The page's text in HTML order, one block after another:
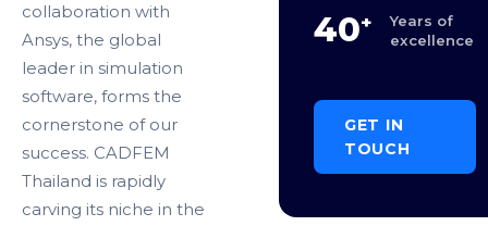
collaboration with
Ansys, the global
leader in simulation
software, forms the
cornerstone of our
success. CADFEM
Thailand is rapidly
carving its niche in the
40+
Years of
excellence
GET IN
TOUCH